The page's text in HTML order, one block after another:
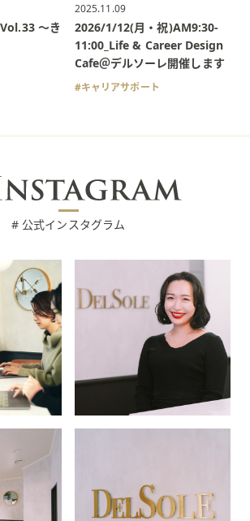
〜き
2025.11.09
2026/1/12(月・祝)AM9:30-
11:00_Life & Career Design
Cafe＠デルソーレ開催します
キャリアサポート
# 公式インスタグラム